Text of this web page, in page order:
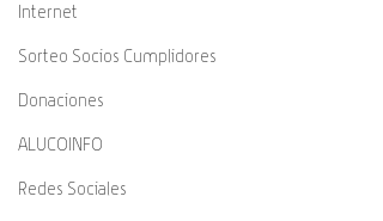
Internet
Sorteo Socios Cumplidores
Donaciones
ALUCOINFO
Redes Sociales